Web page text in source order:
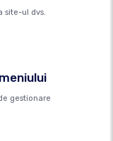
site-ul dvs.
gestionare